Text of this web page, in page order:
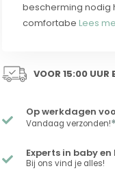
bescherming nodig
comfortabe Lees
VOOR 15:00 UUR
Op werkdagen
Vandaag verzonden!*
Experts in baby
Bij ons vind je alles!